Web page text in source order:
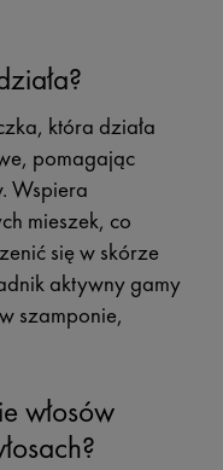
która działa
pomagając
Wspiera
mieszek, co
się w skórze
aktywny gamy
szamponie,
włosów